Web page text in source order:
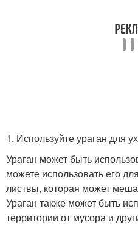
1. Используйте ураган для
Ураган может быть
можете использовать его
листвы, которая может
Ураган также может быть
территории от мусора и